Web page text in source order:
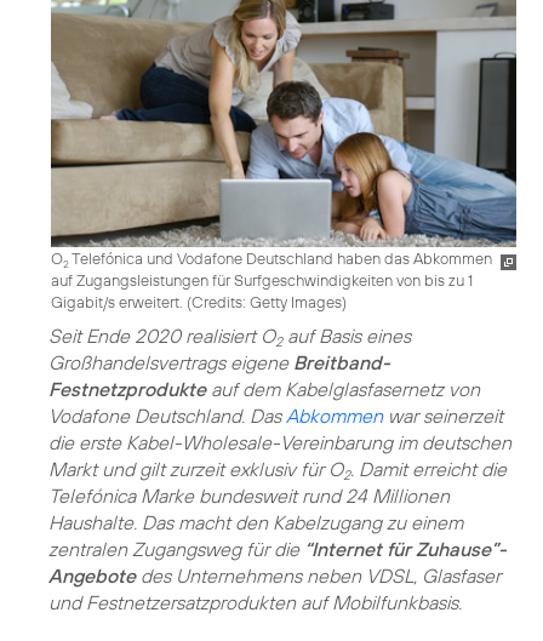
O2Telefónica und Vodafone Deutschland haben das Abkommen
auf Zugangsleistungen für Surfgeschwindigkeiten von bis zu 1
Gigabit/s erweitert. (Credits: Getty Images)
Seit Ende 2020 realisiert O2auf Basis eines
Großhandelsvertrags eigene Breitband-
Festnetzprodukteauf dem Kabelglasfasernetz von
Vodafone Deutschland. Das Abkommenwar seinerzeit
die erste Kabel-Wholesale-Vereinbarung im deutschen
Markt und gilt zurzeit exklusiv für O2. Damit erreicht die
Telefónica Marke bundesweit rund 24 Millionen
Haushalte. Das macht den Kabelzugang zu einem
zentralen Zugangsweg für die “Internet für Zuhause”-
Angebotedes Unternehmens neben VDSL, Glasfaser
und Festnetzersatzprodukten auf Mobilfunkbasis.